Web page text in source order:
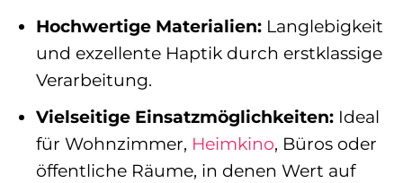
Hochwertige Materialien:Langlebigkeit
und exzellente Haptik durch erstklassige
Verarbeitung.
Vielseitige Einsatzmöglichkeiten:Ideal
für Wohnzimmer, Heimkino, Büros oder
öffentliche Räume, in denen Wert auf